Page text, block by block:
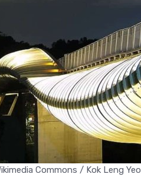
Commons / Kok Leng Yeo